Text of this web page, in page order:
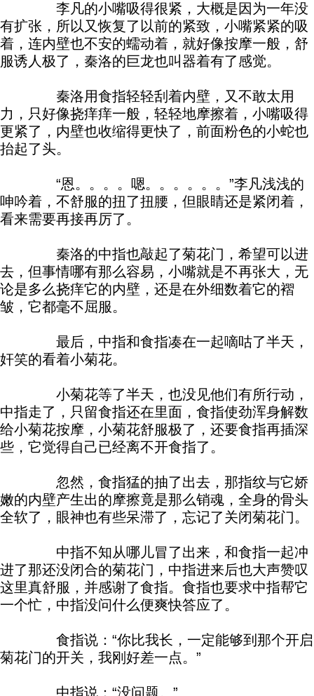
李凡的小嘴吸得很紧，大概是因为一年没
有扩张，所以又恢复了以前的紧致，小嘴紧紧的吸
着，连内壁也不安的蠕动着，就好像按摩一般，舒
服诱人极了，秦洛的巨龙也叫器着有了感觉。
秦洛用食指轻轻刮着内壁，又不敢太用
力，只好像挠痒痒一般，轻轻地摩擦着，小嘴吸得
更紧了，内壁也收缩得更快了，前面粉色的小蛇也
抬起了头。
“恩。。。。嗯。。。。。。”李凡浅浅的
呻吟着，不舒服的扭了扭腰，但眼睛还是紧闭着，
看来需要再接再厉了。
秦洛的中指也敲起了菊花门，希望可以进
去，但事情哪有那么容易，小嘴就是不再张大，无
论是多么挠痒它的内壁，还是在外细数着它的褶
皱，它都毫不屈服。
最后，中指和食指凑在一起嘀咕了半天，
奸笑的看着小菊花。
小菊花等了半天，也没见他们有所行动，
中指走了，只留食指还在里面，食指使劲浑身解数
给小菊花按摩，小菊花舒服极了，还要食指再插深
些，它觉得自己已经离不开食指了。
忽然，食指猛的抽了出去，那指纹与它娇
嫩的内壁产生出的摩擦竟是那么销魂，全身的骨头
全软了，眼神也有些呆滞了，忘记了关闭菊花门。
中指不知从哪儿冒了出来，和食指一起冲
进了那还没闭合的菊花门，中指进来后也大声赞叹
这里真舒服，并感谢了食指。食指也要求中指帮它
一个忙，中指没问什么便爽快答应了。
食指说：“你比我长，一定能够到那个开启
菊花门的开关，我刚好差一点。”
中指说：“没问题。”